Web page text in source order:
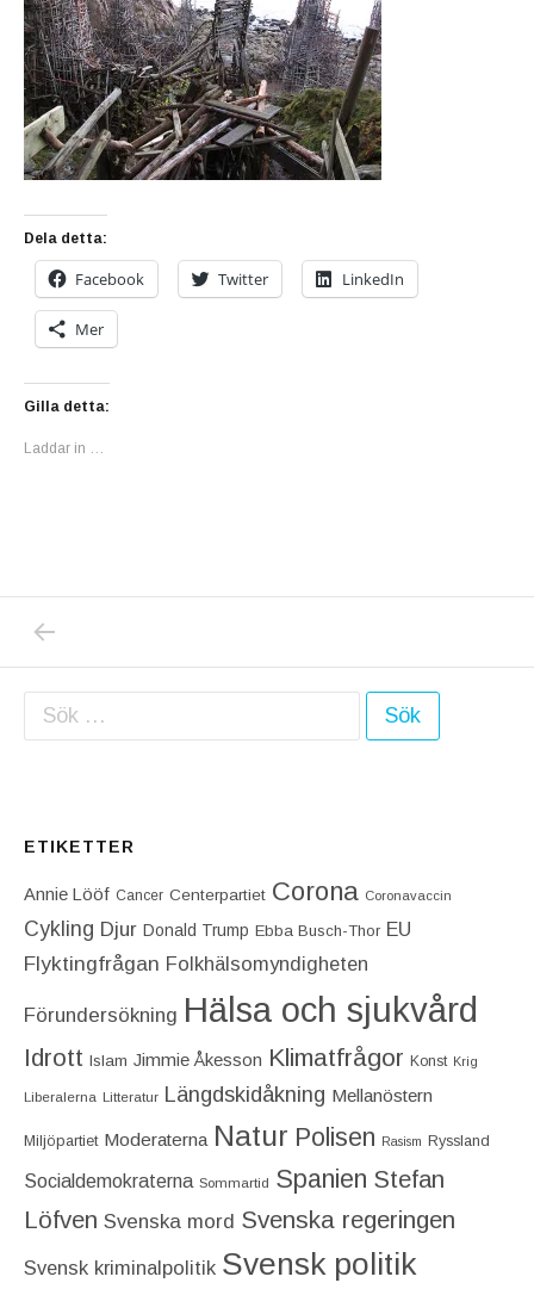
Dela detta:
Facebook Twitter LinkedIn
Mer
Gilla detta:
Laddar in …
Inläggsnavigering
Sök efter:
ETIKETTER
Annie Lööf Cancer Centerpartiet‎ Corona Coronavaccin
Cykling Djur Donald Trump Ebba Busch-Thor EU
Flyktingfrågan Folkhälsomyndigheten
Förundersökning Hälsa och sjukvård
Idrott Islam Jimmie Åkesson Klimatfrågor Konst Krig
Liberalerna Litteratur Längdskidåkning Mellanöstern
Miljöpartiet Moderaterna Natur Polisen Rasism Ryssland
Socialdemokraterna Sommartid Spanien Stefan
Löfven Svenska mord Svenska regeringen
Svensk kriminalpolitik Svensk politik